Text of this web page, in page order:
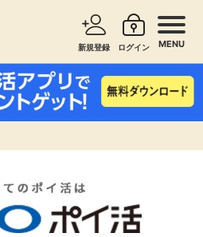
新規登録 ログイン MENU
ショッピングで探す